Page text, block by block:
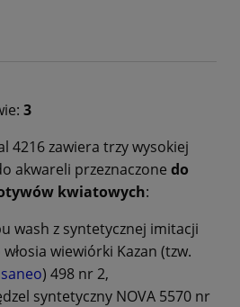
3
4216 zawiera trzy wysokiej
akwareli przeznaczone do
kwiatowych:
wash z syntetycznej imitacji
włosia wiewiórki Kazan (tzw.
) 498 nr 2,
syntetyczny NOVA 5570 nr